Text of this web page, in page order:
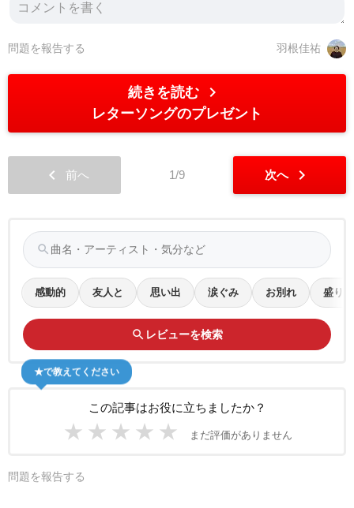
羽根佳祐
問題を報告する
続きを読む chevron_right
レターソングのプレゼント
chevron_left 前へ 1/9 次へ chevron_right
search
感動的 友人と 思い出 涙ぐみ お別れ 盛り
search レビューを検索
この記事はお役に立ちましたか？
★ ★ ★ ★ ★ まだ評価がありません
★で教えてください
問題を報告する